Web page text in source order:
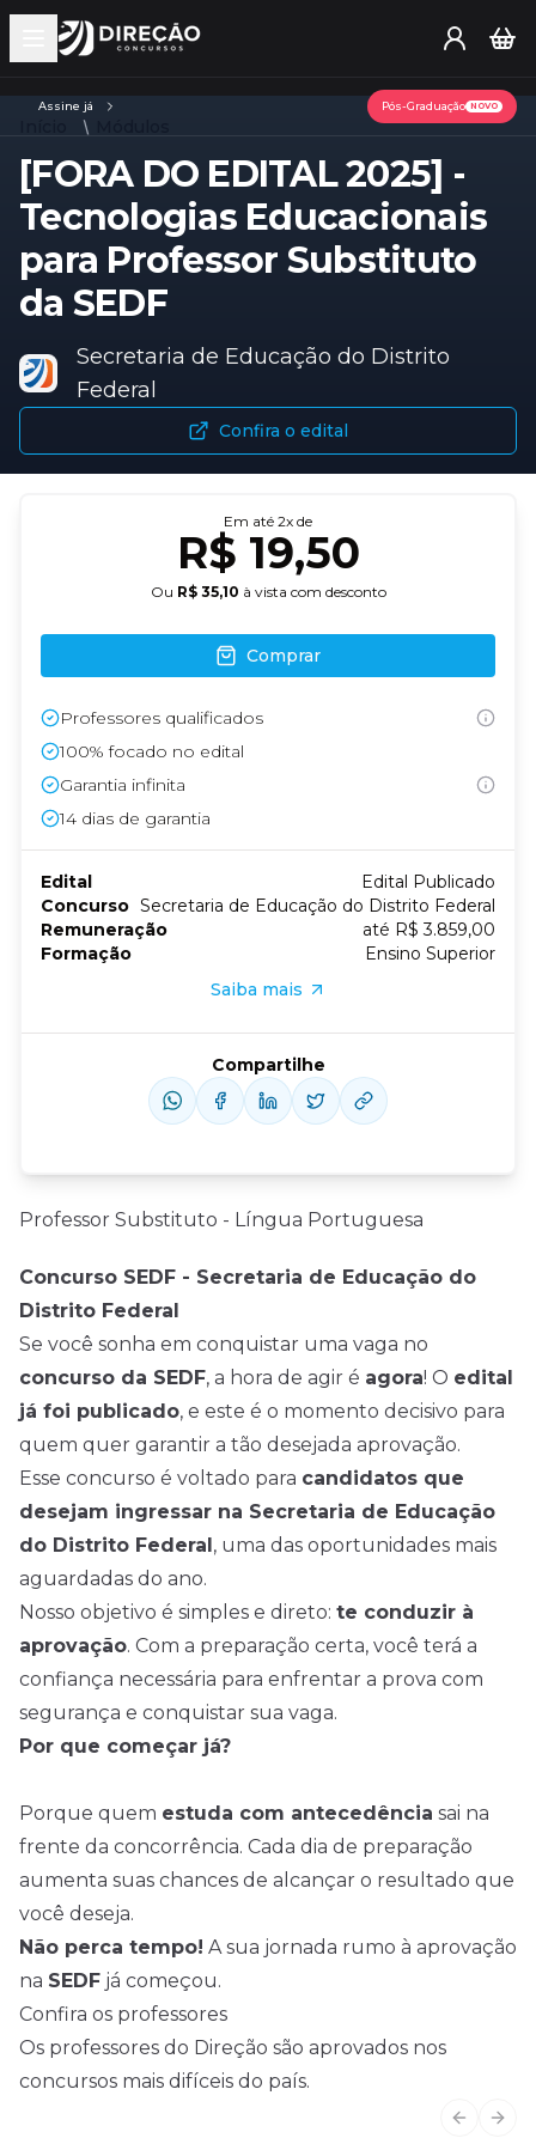
Open main menu
Assine já Pós-Graduação NOVO
[FORA DO EDITAL 2025] -
Tecnologias Educacionais
para Professor Substituto
da SEDF
Secretaria de Educação do Distrito
Federal
Confira o edital
Professor Substituto - Língua Portuguesa
Concurso SEDF - Secretaria de Educação do
Distrito Federal
Se você sonha em conquistar uma vaga no
concurso da SEDF, a hora de agir é agora! O edital
já foi publicado, e este é o momento decisivo para
quem quer garantir a tão desejada aprovação.
Esse concurso é voltado para candidatos que
desejam ingressar na Secretaria de Educação
do Distrito Federal, uma das oportunidades mais
aguardadas do ano.
Nosso objetivo é simples e direto: te conduzir à
aprovação. Com a preparação certa, você terá a
confiança necessária para enfrentar a prova com
segurança e conquistar sua vaga.
Por que começar já?
Porque quem estuda com antecedência sai na
frente da concorrência. Cada dia de preparação
aumenta suas chances de alcançar o resultado que
você deseja.
Não perca tempo! A sua jornada rumo à aprovação
na SEDF já começou.
Confira os professores
Os professores do Direção são aprovados nos
concursos mais difíceis do país.
Em até 2x de
R$ 19,50
Ou R$ 35,10 à vista com desconto
Comprar
Professores qualificados
100% focado no edital
Garantia infinita
14 dias de garantia
Edital
Edital Publicado
Concurso Secretaria de Educação do Distrito Federal
Remuneração
até R$ 3.859,00
Formação
Ensino Superior
Saiba mais
Compartilhe